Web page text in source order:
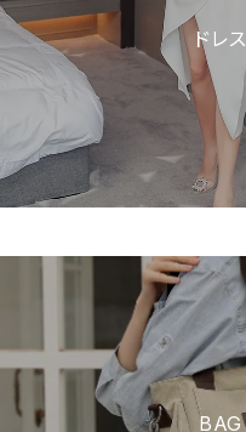
ドレス
BAG